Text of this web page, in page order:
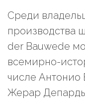
Среди
производства
der Bauwede
всемирно-
числе Антонио
Жерар